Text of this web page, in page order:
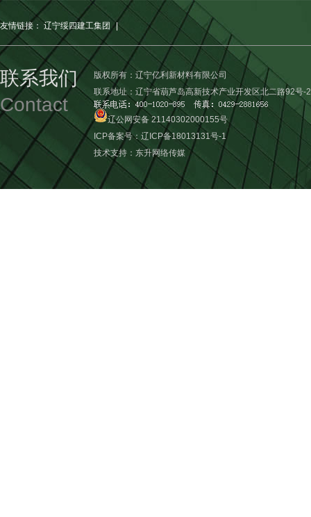
友情链接： 辽宁绥四建工集团 |
联系我们
Contact
版权所有：辽宁亿利新材料有限公司
联系地址：辽宁省葫芦岛高新技术产业开发区北二路92号-2
辽公网安备 21140302000155号
ICP备案号： 辽ICP备18013131号-1
技术支持： 东升网络传媒